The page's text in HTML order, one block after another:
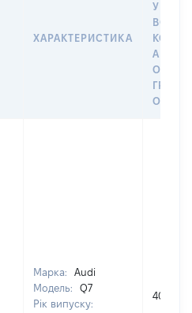
ХАРАКТЕРИСТИКА
У
АБО
Марка:
Audi
Модель:
Q7
Рік випуску:
400000